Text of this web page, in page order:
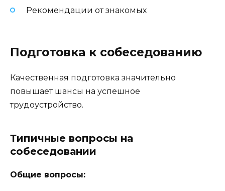
Рекомендации от знакомых
Подготовка к собеседованию
Качественная подготовка значительно
повышает шансы на успешное
трудоустройство.
Типичные вопросы на
собеседовании
Общие вопросы: